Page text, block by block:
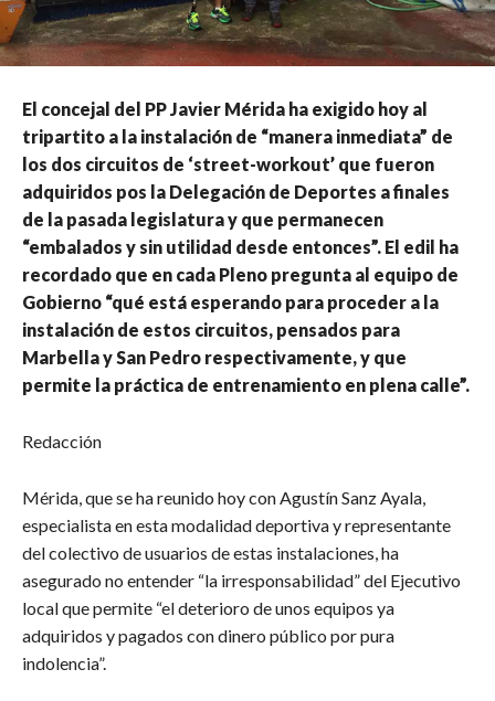
El concejal del PP Javier Mérida ha exigido hoy al
tripartito a la instalación de “manera inmediata” de
los dos circuitos de ‘street-workout’ que fueron
adquiridos pos la Delegación de Deportes a finales
de la pasada legislatura y que permanecen
“embalados y sin utilidad desde entonces”. El edil ha
recordado que en cada Pleno pregunta al equipo de
Gobierno “qué está esperando para proceder a la
instalación de estos circuitos, pensados para
Marbella y San Pedro respectivamente, y que
permite la práctica de entrenamiento en plena calle”.
Redacción
Mérida, que se ha reunido hoy con Agustín Sanz Ayala,
especialista en esta modalidad deportiva y representante
del colectivo de usuarios de estas instalaciones, ha
asegurado no entender “la irresponsabilidad” del Ejecutivo
local que permite “el deterioro de unos equipos ya
adquiridos y pagados con dinero público por pura
indolencia”.